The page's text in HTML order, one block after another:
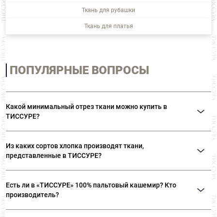
Ткань для рубашки
Ткань для платья
ПОПУЛЯРНЫЕ ВОПРОСЫ
Какой минимальный отрез ткани можно купить в
ТИССУРЕ?
Из каких сортов хлопка производят ткани,
представленные в ТИССУРЕ?
лучших сортов длинноволокнистого хлопка: Sea Island,
Giza, Tana Low, Supima
Есть ли в «ТИССУРЕ» 100% пальтовый кашемир? Кто
производитель?